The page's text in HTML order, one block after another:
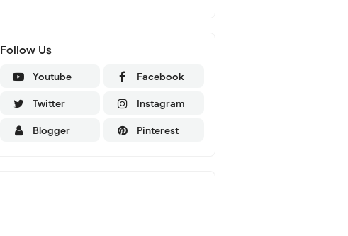
Follow Us
Youtube Facebook
Twitter Instagram
Blogger Pinterest